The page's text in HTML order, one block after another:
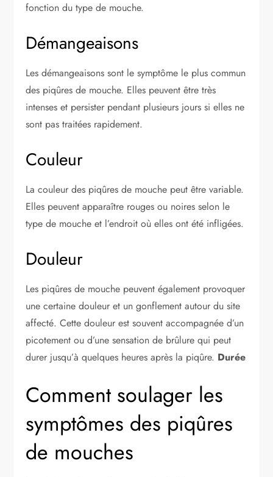
fonction du type de mouche.
Démangeaisons
Les démangeaisons sont le symptôme le plus commun
des piqûres de mouche. Elles peuvent être très
intenses et persister pendant plusieurs jours si elles ne
sont pas traitées rapidement.
Couleur
La couleur des piqûres de mouche peut être variable.
Elles peuvent apparaître rouges ou noires selon le
type de mouche et l’endroit où elles ont été infligées.
Douleur
Les piqûres de mouche peuvent également provoquer
une certaine douleur et un gonflement autour du site
affecté. Cette douleur est souvent accompagnée d’un
picotement ou d’une sensation de brûlure qui peut
durer jusqu’à quelques heures après la piqûre. Durée
Comment soulager les
symptômes des piqûres
de mouches